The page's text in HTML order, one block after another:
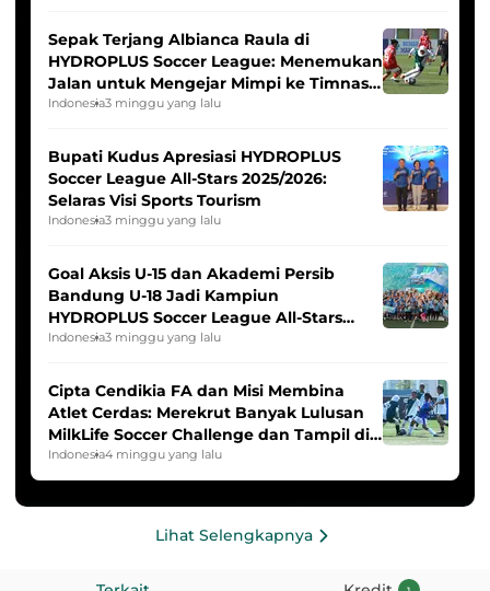
Sepak Terjang Albianca Raula di
HYDROPLUS Soccer League: Menemukan
Jalan untuk Mengejar Mimpi ke Timnas
Indonesia Putri
Indonesia3 minggu yang lalu
Bupati Kudus Apresiasi HYDROPLUS
Soccer League All-Stars 2025/2026:
Selaras Visi Sports Tourism
Indonesia3 minggu yang lalu
Goal Aksis U-15 dan Akademi Persib
Bandung U-18 Jadi Kampiun
HYDROPLUS Soccer League All-Stars
2025/2026
Indonesia3 minggu yang lalu
Cipta Cendikia FA dan Misi Membina
Atlet Cerdas: Merekrut Banyak Lulusan
MilkLife Soccer Challenge dan Tampil di
HYDROPLUS Soccer League
Indonesia4 minggu yang lalu
Lihat Selengkapnya